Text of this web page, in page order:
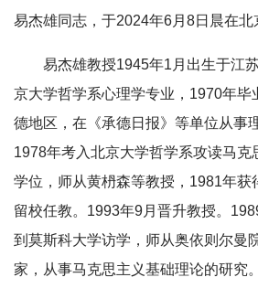
易杰雄同志，于2024年6月8日晨在北
易杰雄教授1945年1月出生于江
京大学哲学系心理学专业，1970年毕
德地区，在《承德日报》等单位从事
1978年考入北京大学哲学系攻读马克
学位，师从黄枬森等教授，1981年获
留校任教。1993年9月晋升教授。
到莫斯科大学访学，师从奥依则尔曼
家，从事马克思主义基础理论的研究。